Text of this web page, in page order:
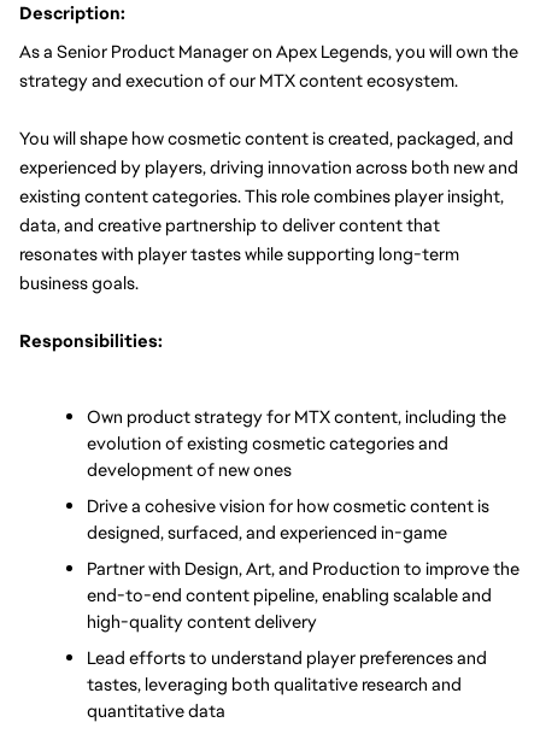
Description:
As a Senior Product Manager on Apex Legends, you will own the
strategy and execution of our MTX content ecosystem.
You will shape how cosmetic content is created, packaged, and
experienced by players, driving innovation across both new and
existing content categories. This role combines player insight,
data, and creative partnership to deliver content that
resonates with player tastes while supporting long-term
business goals.
Responsibilities:
Own product strategy for MTX content, including the
evolution of existing cosmetic categories and
development of new ones
Drive a cohesive vision for how cosmetic content is
designed, surfaced, and experienced in-game
Partner with Design, Art, and Production to improve the
end-to-end content pipeline, enabling scalable and
high-quality content delivery
Lead efforts to understand player preferences and
tastes, leveraging both qualitative research and
quantitative data